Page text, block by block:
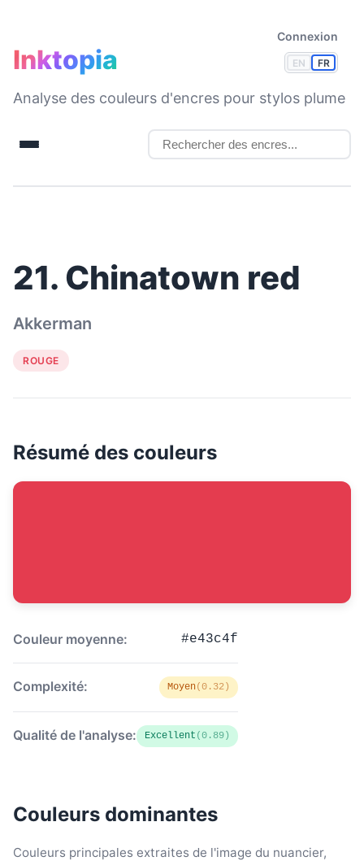
EN FR
Connexion
Inktopia
Analyse des couleurs d'encres pour stylos plume
21. Chinatown red
Akkerman
ROUGE
Résumé des couleurs
Couleur moyenne: #e43c4f
Complexité: Moyen(0.32)
Qualité de l'analyse: Excellent (0.89)
Couleurs dominantes
Couleurs principales extraites de l'image du nuancier,